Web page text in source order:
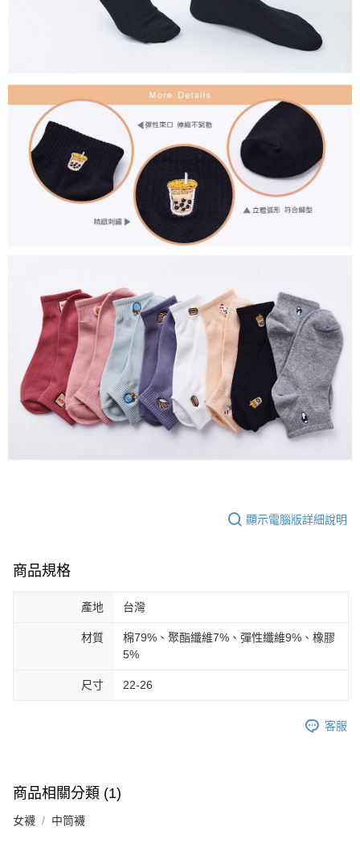
顯示電腦版詳細說明
商品規格
產地 台灣
材質
棉79%、聚酯纖維7%、彈性纖維9%、橡膠
5%
尺寸 22-26
客服
商品相關分類 (1)
女襪 中筒襪